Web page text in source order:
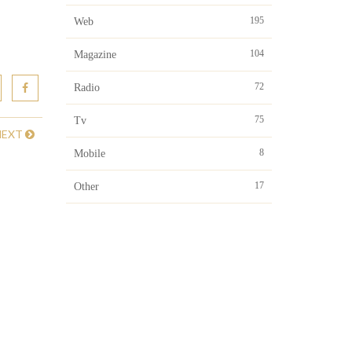
Web 195
Magazine 104
Radio 72
Tv 75
Mobile 8
Other 17